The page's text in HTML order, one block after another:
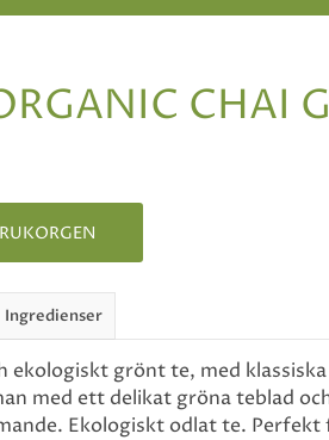
CHAI
Ingredienser
ekologiskt grönt te, med
med ett delikat gröna teblad
Ekologiskt odlat te.